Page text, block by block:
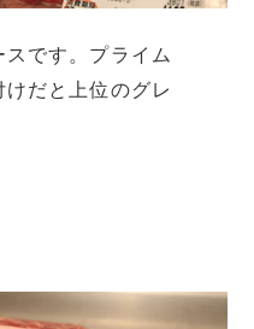
です。プライム
だと上位のグレ